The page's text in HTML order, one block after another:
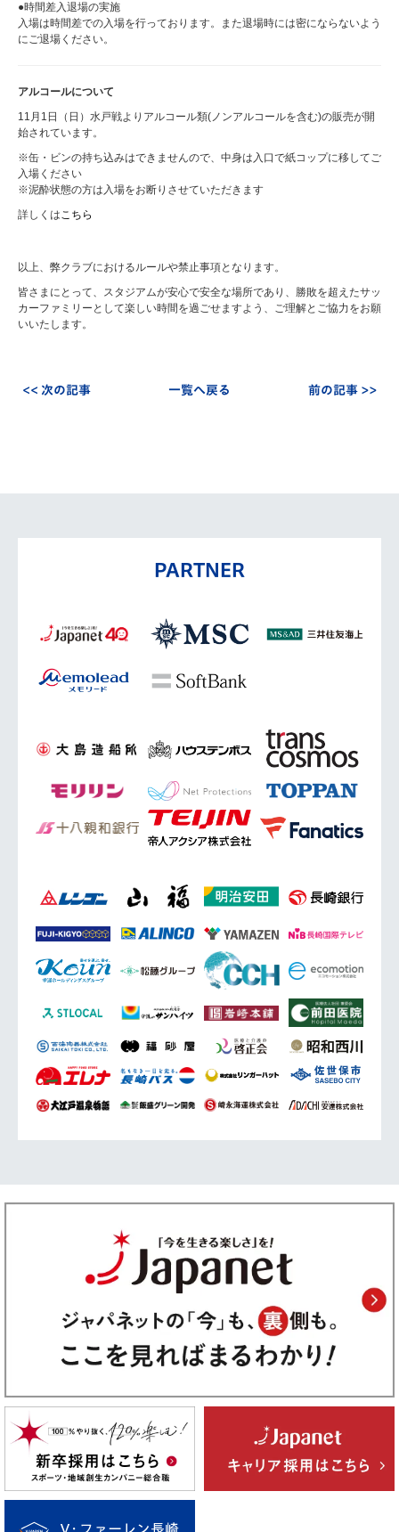
●時間差入退場の実施
入場は時間差での入場を行っております。また退場時には密にならないよう
にご退場ください。
アルコールについて
11月1日（日）水戸戦よりアルコール類(ノンアルコールを含む)の販売が開
始されています。
※缶・ビンの持ち込みはできませんので、中身は入口で紙コップに移してご
入場ください
※泥酔状態の方は入場をお断りさせていただきます
詳しくはこちら
以上、弊クラブにおけるルールや禁止事項となります。
皆さまにとって、スタジアムが安心で安全な場所であり、勝敗を超えたサッ
カーファミリーとして楽しい時間を過ごせますよう、ご理解とご協力をお願
いいたします。
<< 次の記事 一覧へ戻る 前の記事 >>
PARTNER